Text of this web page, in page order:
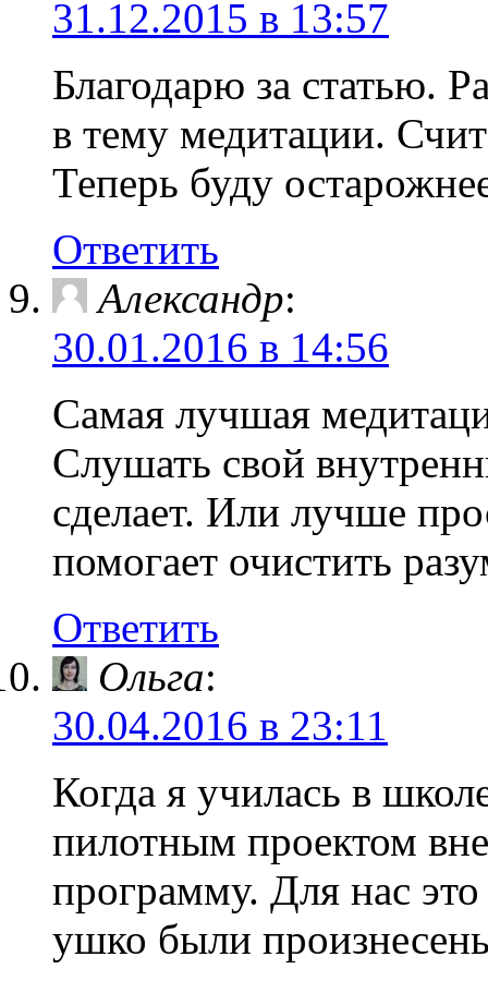
31.12.2015 в 13:57
Благодарю за статью.
в тему медитации.
Теперь буду
Ответить
Александр:
30.01.2016 в 14:56
Самая лучшая
Слушать свой
сделает. Или лучше
помогает очистить
Ответить
Ольга:
30.04.2016 в 23:11
Когда я училась в
пилотным проектом
программу. Для нас
ушко были